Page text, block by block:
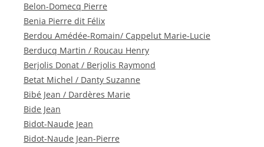
Belon-Domecq Pierre
Benia Pierre dit Félix
Berdou Amédée-Romain/ Cappelut Marie-Lucie
Berducq Martin / Roucau Henry
Berjolis Donat / Berjolis Raymond
Betat Michel / Danty Suzanne
Bibé Jean / Dardères Marie
Bide Jean
Bidot-Naude Jean
Bidot-Naude Jean-Pierre